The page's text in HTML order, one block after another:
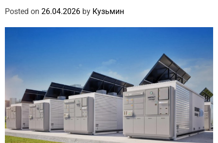
Posted on 26.04.2026 by Кузьмин